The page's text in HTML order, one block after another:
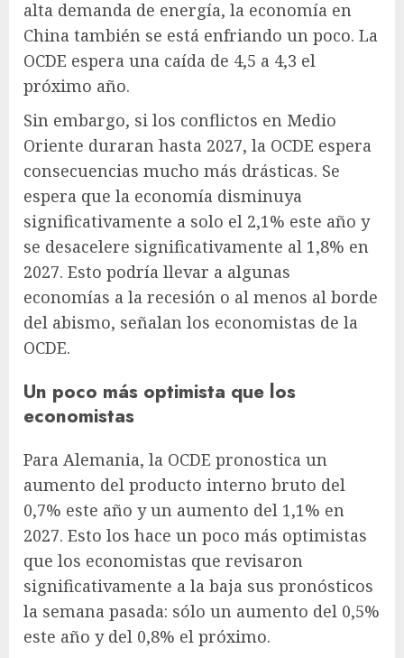
alta demanda de energía, la economía en
China también se está enfriando un poco. La
OCDE espera una caída de 4,5 a 4,3 el
próximo año.
Sin embargo, si los conflictos en Medio
Oriente duraran hasta 2027, la OCDE espera
consecuencias mucho más drásticas. Se
espera que la economía disminuya
significativamente a solo el 2,1% este año y
se desacelere significativamente al 1,8% en
2027. Esto podría llevar a algunas
economías a la recesión o al menos al borde
del abismo, señalan los economistas de la
OCDE.
Un poco más optimista que los
economistas
Para Alemania, la OCDE pronostica un
aumento del producto interno bruto del
0,7% este año y un aumento del 1,1% en
2027. Esto los hace un poco más optimistas
que los economistas que revisaron
significativamente a la baja sus pronósticos
la semana pasada: sólo un aumento del 0,5%
este año y del 0,8% el próximo.